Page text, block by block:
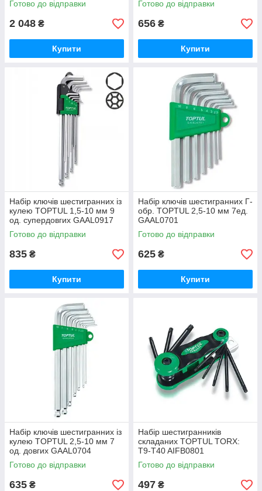
Готово до відправки
2 048 ₴
Купити
Готово до відправки
656 ₴
Купити
Набір ключів шестигранних із
кулею TOPTUL 1,5-10 мм 9
од. супердовгих GAAL0917
Готово до відправки
835 ₴
Купити
Набір ключів шестигранних Г-
обр. TOPTUL 2,5-10 мм 7ед.
GAAL0701
Готово до відправки
625 ₴
Купити
Набір ключів шестигранних із
кулею TOPTUL 2,5-10 мм 7
од. довгих GAAL0704
Готово до відправки
635 ₴
Набір шестигранників
складаних TOPTUL TORX:
T9-T40 AIFB0801
Готово до відправки
497 ₴